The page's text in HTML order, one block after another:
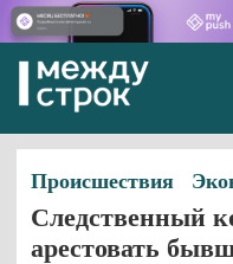
Происшествия
Следственный
арестовать